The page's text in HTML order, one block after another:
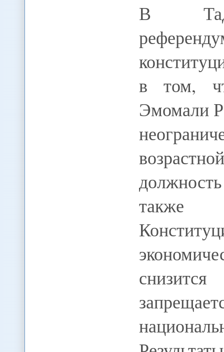
В
в том,
Эмомали
также